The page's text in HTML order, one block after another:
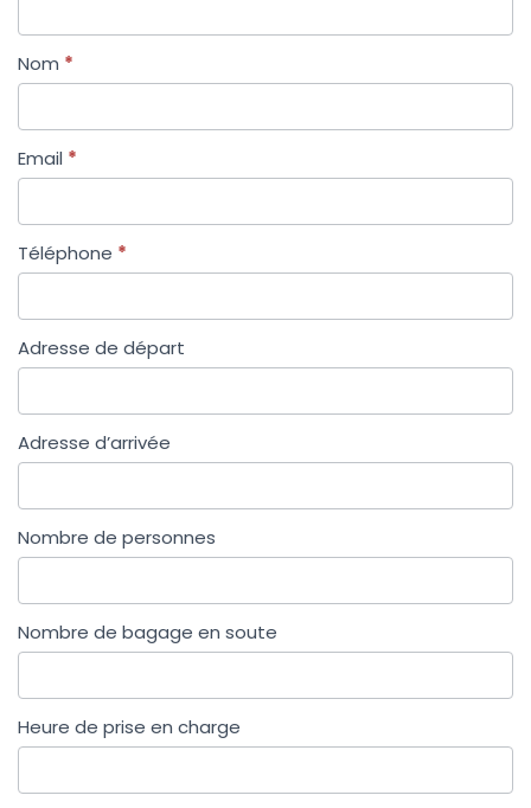
Nom *
Email *
Téléphone *
Adresse de départ
Adresse d’arrivée
Nombre de personnes
Nombre de bagage en soute
Heure de prise en charge